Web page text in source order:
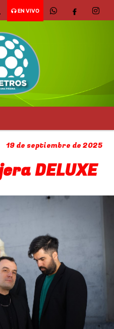
EN VIVO
19 de septiembre de 2025
DELUXE